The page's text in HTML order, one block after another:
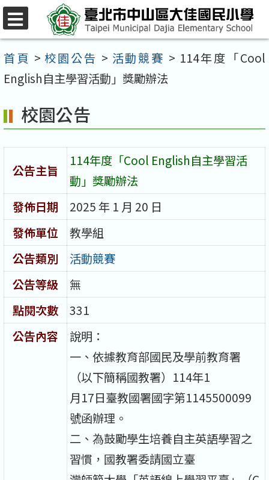
跳
至
主
要
容
區
首頁 >校園公告 > 活動競賽 > 114年度「Cool
English自主學習活動」獎勵辦法
校園公告
公告主旨
114年度「Cool English自主學習活
動」獎勵辦法
發佈日期
2025 年 1 月 20 日
發佈單位
教學組
公告類別
活動競賽
公告等級
無
點閱次數
331
公告內容
說明：
一、依據教育部國民及學前教育署
（以下簡稱國教署）114年1
月17日臺教國署國字第1145500099
號函辦理。
二、為鼓勵學生培養自主英語學習之
習慣，國教署委請國立臺
選
單